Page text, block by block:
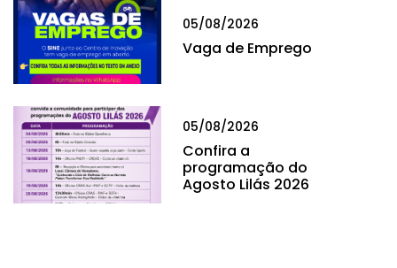
05/08/2026
Vaga de Emprego
05/08/2026
Confira a
programação do
Agosto Lilás 2026